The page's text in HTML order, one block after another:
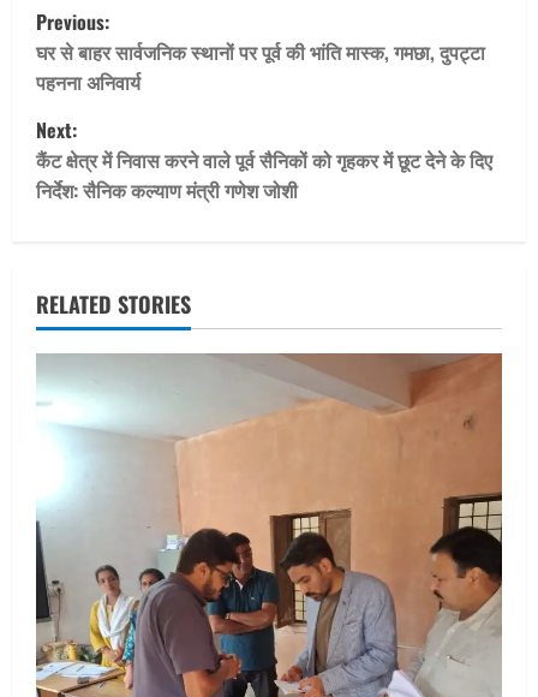
P
o
s
t
n
v
i
g
t
i
o
n
Previous:
घर से बाहर सार्वजनिक स्थानों पर पूर्व की भांति मास्क, गमछा, दुपट्टा
पहनना अनिवार्य
Next:
कैंट क्षेत्र में निवास करने वाले पूर्व सैनिकों को गृहकर में छूट देने के दिए
निर्देश: सैनिक कल्याण मंत्री गणेश जोशी
RELATED STORIES